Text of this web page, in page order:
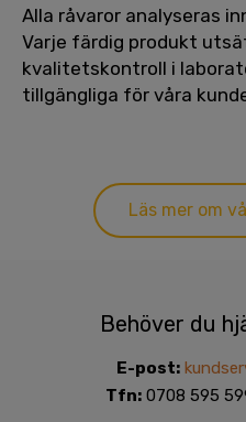
Alla råvaror analyseras
Varje färdig produkt
kvalitetskontroll i
tillgängliga för våra
Läs mer om
Behöver du
E-post:
Tfn: 0708 595